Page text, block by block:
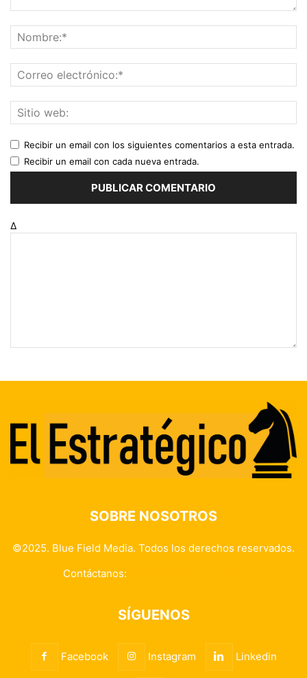
Recibir un email con los siguientes comentarios a esta entrada.
Recibir un email con cada nueva entrada.
Δ
SOBRE NOSOTROS
©2025. Blue Field Media. Todos los derechos reservados.
Contáctanos:
SÍGUENOS
Facebook Instagram Linkedin